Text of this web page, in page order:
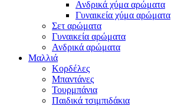
Ανδρικά χύμα αρώματα
Γυναικεία χύμα αρώματα
Σετ αρώματα
Γυναικεία αρώματα
Ανδρικά αρώματα
Μαλλιά
Κορδέλες
Μπαντάνες
Τουρμπάνια
Παιδικά τσιμπιδάκια